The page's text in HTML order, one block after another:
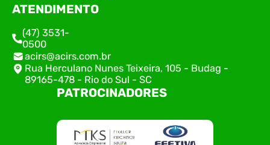
ATENDIMENTO
(47) 3531-
0500
acirs@acirs.com.br
Rua Herculano Nunes Teixeira, 105 - Budag -
89165-478 - Rio do Sul - SC
PATROCINADORES